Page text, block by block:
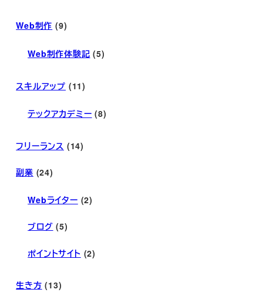
Web制作 (9)
Web制作体験記 (5)
スキルアップ (11)
テックアカデミー (8)
フリーランス (14)
副業 (24)
Webライター (2)
ブログ (5)
ポイントサイト (2)
生き方 (13)